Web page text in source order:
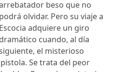
beso que no
podrá olvidar. Pero su viaje a
Escocia adquiere un giro
dramático cuando, al día
el misterioso
Se trata del peor